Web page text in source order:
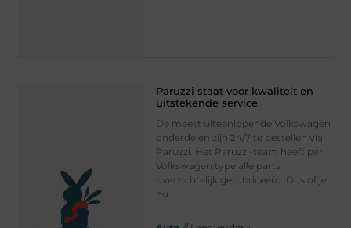
Paruzzi staat voor kwaliteit en
uitstekende service
De meest uiteenlopende Volkswagen
onderdelen zijn 24/7 te bestellen via
Paruzzi. Het Paruzzi-team heeft per
Volkswagen type alle parts
overzichtelijk gerubriceerd. Dus of je
nu